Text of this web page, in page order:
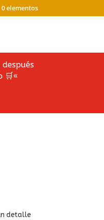
0 elementos
🛒«
detalle